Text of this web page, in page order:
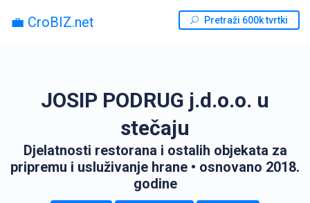
💼 CroBIZ.net Pretraži 600k tvrtki
JOSIP PODRUG j.d.o.o. u
stečaju
Djelatnosti restorana i ostalih objekata za
pripremu i usluživanje hrane • osnovano 2018.
godine